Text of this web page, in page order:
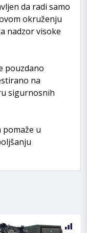
da radi samo
okruženju
nadzor visoke
pouzdano
na
sigurnosnih
pomaže u